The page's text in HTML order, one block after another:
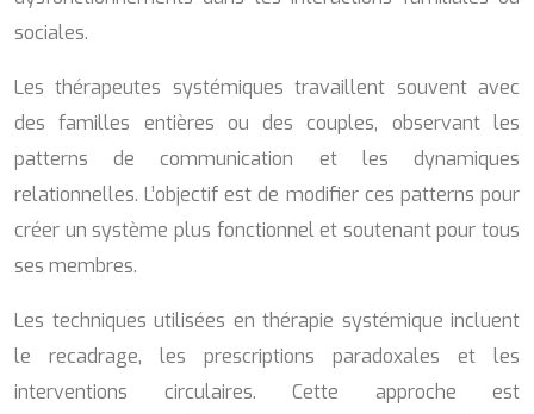
sociales.
Les thérapeutes systémiques travaillent souvent avec
des familles entières ou des couples, observant les
patterns de communication et les dynamiques
relationnelles. L’objectif est de modifier ces patterns pour
créer un système plus fonctionnel et soutenant pour tous
ses membres.
Les techniques utilisées en thérapie systémique incluent
le recadrage, les prescriptions paradoxales et les
interventions circulaires. Cette approche est